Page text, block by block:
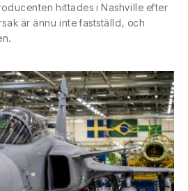
hittades i Nashville efter
är ännu inte fastställd, och